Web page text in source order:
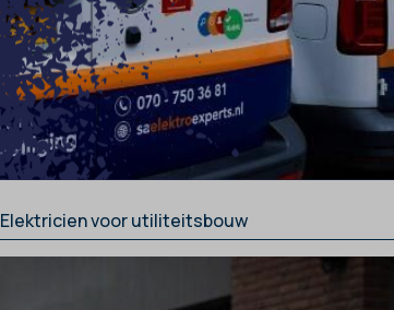
Elektricien voor utiliteitsbouw